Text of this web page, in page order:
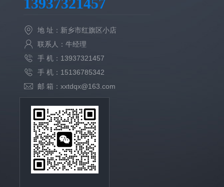
地 址：新乡市红旗区小店
联系人：牛经理
手 机：13937321457
手 机：15136785342
邮 箱：xxtdqx@163.com